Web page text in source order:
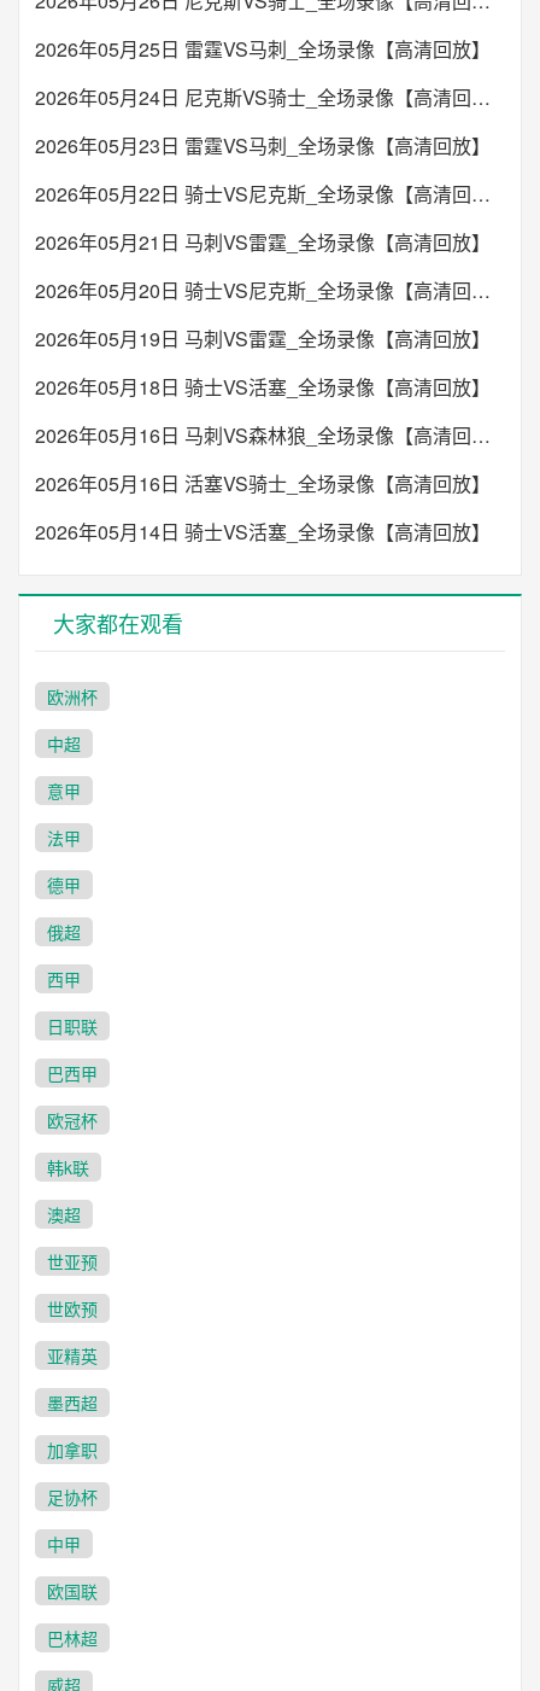
2026年05月25日 雷霆VS马刺_全场录像【高清回放】
2026年05月24日 尼克斯VS骑士_全场录像【高清回放】
2026年05月23日 雷霆VS马刺_全场录像【高清回放】
2026年05月22日 骑士VS尼克斯_全场录像【高清回放】
2026年05月21日 马刺VS雷霆_全场录像【高清回放】
2026年05月20日 骑士VS尼克斯_全场录像【高清回放】
2026年05月19日 马刺VS雷霆_全场录像【高清回放】
2026年05月18日 骑士VS活塞_全场录像【高清回放】
2026年05月16日 马刺VS森林狼_全场录像【高清回放】
2026年05月16日 活塞VS骑士_全场录像【高清回放】
2026年05月14日 骑士VS活塞_全场录像【高清回放】
大家都在观看
欧洲杯
中超
意甲
法甲
德甲
俄超
西甲
日职联
巴西甲
欧冠杯
韩k联
澳超
世亚预
世欧预
亚精英
墨西超
加拿职
足协杯
中甲
欧国联
巴林超
威超